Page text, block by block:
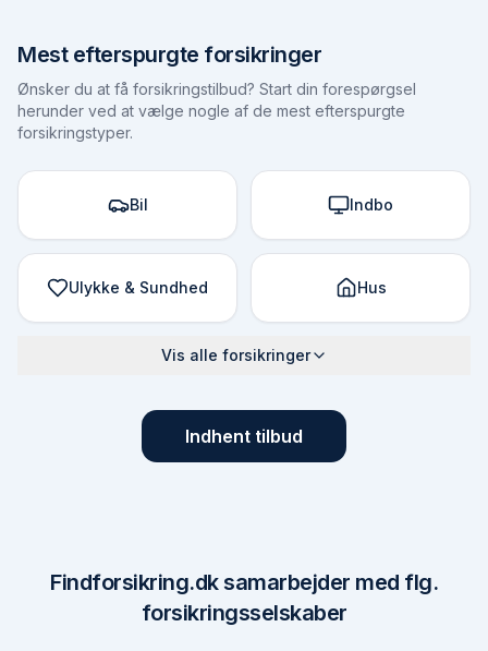
Mest efterspurgte forsikringer
Ønsker du at få forsikringstilbud? Start din forespørgsel
herunder ved at vælge nogle af de mest efterspurgte
forsikringstyper.
Bil Indbo
Ulykke & Sundhed Hus
Vis alle forsikringer
Indhent tilbud
Findforsikring.dk samarbejder med flg.
forsikringsselskaber